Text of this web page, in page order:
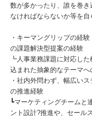
数が多かったり、誰を巻
なければならないか等を
・キーマングリップの経
の課題解決型提案の経験
┗人事業務課題に対応し
込まれた抽象的なテーマ
・社内外問わず、幅広い
の推進経験
┗マーケティングチームと
ント設計?推進や、セール